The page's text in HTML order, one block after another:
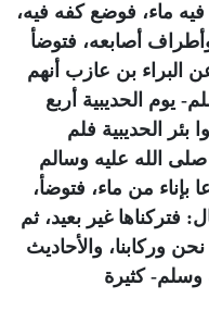
فيه ماء، فوضع كفه فيه،
أصابعه، فتوضأ
البراء بن عازب أنهم
يوم الحديبية أربع
نزحوا بئر الحديبية فلم
صلى الله عليه وسالم
من ماء، فتوضأ،
غير بعيد، ثم
نحن وركابنا، والأحاديث
وسلم- كثيرة